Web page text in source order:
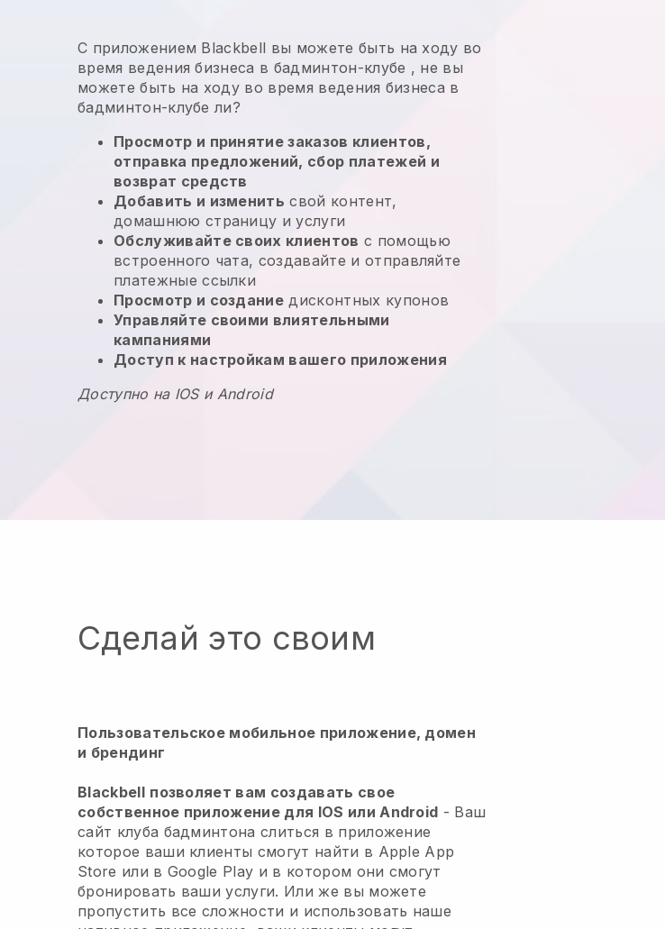
С приложением Blackbell вы можете быть на ходу во
время ведения бизнеса в бадминтон-клубе , не вы
можете быть на ходу во время ведения бизнеса в
бадминтон-клубе ли?
Просмотр и принятие заказов клиентов,
отправка предложений, сбор платежей и
возврат средств
Добавить и изменить свой контент,
домашнюю страницу и услуги
Обслуживайте своих клиентов с помощью
встроенного чата, создавайте и отправляйте
платежные ссылки
Просмотр и создание дисконтных купонов
Управляйте своими влиятельными
кампаниями
Доступ к настройкам вашего приложения
Доступно на IOS и Android
Сделай это своим
Пользовательское мобильное приложение, домен
и брендинг
Blackbell позволяет вам создавать свое
собственное приложение для IOS или Android - Ваш
сайт клуба бадминтона слиться в приложение
которое ваши клиенты смогут найти в Apple App
Store или в Google Play и в котором они смогут
бронировать ваши услуги. Или же вы можете
пропустить все сложности и использовать наше